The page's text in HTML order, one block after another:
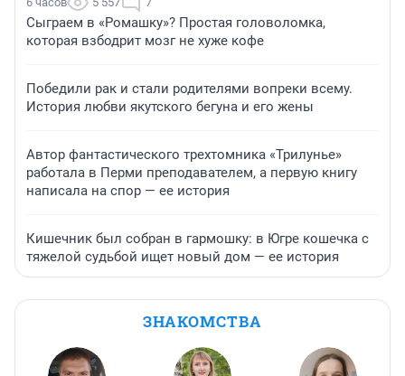
Сыграем в «Ромашку»? Простая головоломка,
которая взбодрит мозг не хуже кофе
Победили рак и стали родителями вопреки всему.
История любви якутского бегуна и его жены
Автор фантастического трехтомника «Трилунье»
работала в Перми преподавателем, а первую книгу
написала на спор — ее история
Кишечник был собран в гармошку: в Югре кошечка с
тяжелой судьбой ищет новый дом — ее история
ЗНАКОМСТВА